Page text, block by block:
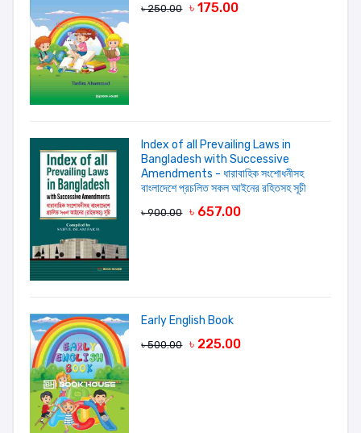
Your review
LOGIN FIRST
৳ 250.00 ৳ 175.00
Index of all Prevailing Laws in
Bangladesh with Successive
Amendments - ধারাবাহিক সংশোধনীসহ
বাংলাদেশে প্রচলিত সকল আইনের রহিতসহ সূচী
৳ 900.00 ৳ 657.00
Early English Book
৳ 500.00 ৳ 225.00